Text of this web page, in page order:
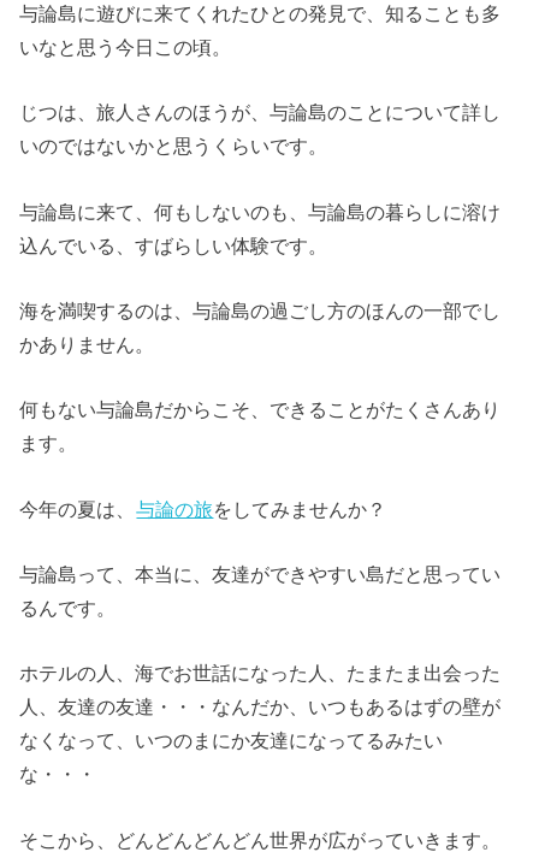
与論島に遊びに来てくれたひとの発見で、知ることも多
いなと思う今日この頃。
じつは、旅人さんのほうが、与論島のことについて詳し
いのではないかと思うくらいです。
与論島に来て、何もしないのも、与論島の暮らしに溶け
込んでいる、すばらしい体験です。
海を満喫するのは、与論島の過ごし方のほんの一部でし
かありません。
何もない与論島だからこそ、できることがたくさんあり
ます。
今年の夏は、 与論の旅をしてみませんか？
与論島って、本当に、友達ができやすい島だと思ってい
るんです。
ホテルの人、海でお世話になった人、たまたま出会った
人、友達の友達・・・なんだか、いつもあるはずの壁が
なくなって、いつのまにか友達になってるみたい
な・・・
そこから、どんどんどんどん世界が広がっていきます。